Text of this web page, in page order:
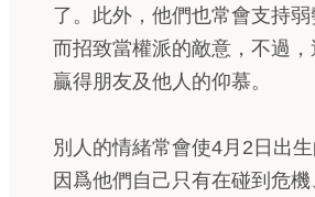
了。此外，他們也常會支持弱
而招致當權派的敵意，不過
贏得朋友及他人的仰慕。
別人的情緒常會使4月2日出
因爲他們自己只有在碰到危